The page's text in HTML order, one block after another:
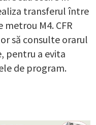
transferul între
M4. CFR
să consulte orarul
pentru a evita
de program.